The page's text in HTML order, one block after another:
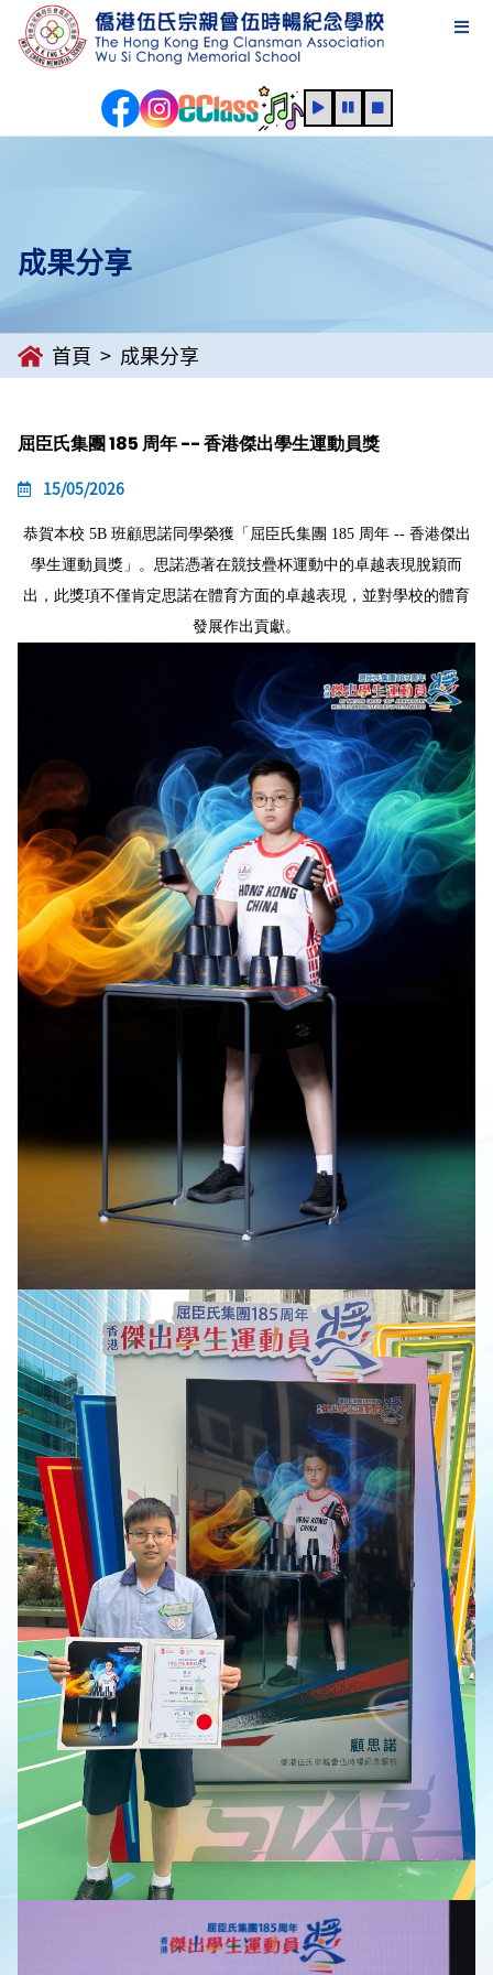
成果分享
首頁 成果分享
屈臣氏集團 185 周年 -- 香港傑出學生運動員獎
15/05/2026
恭賀本校 5B 班顧思諾同學榮獲「屈臣氏集團 185 周年 -- 香港傑出
學生運動員獎」。思諾憑著在競技疊杯運動中的卓越表現脫穎而
出，此獎項不僅肯定思諾在體育方面的卓越表現，並對學校的體育
發展作出貢獻。